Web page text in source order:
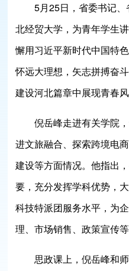
5月25日，省委书记、
北经贸大学，为青年学生
懈用习近平新时代中国特
怀远大理想，矢志拼搏奋
建设河北篇章中展现青春风
倪岳峰走进有关学院，
进文旅融合、探索跨境电
建设等方面情况。他指出
要，充分发挥学科优势，
科技特派团服务水平，为
理、市场销售、政策宣传
思政课上，倪岳峰和师